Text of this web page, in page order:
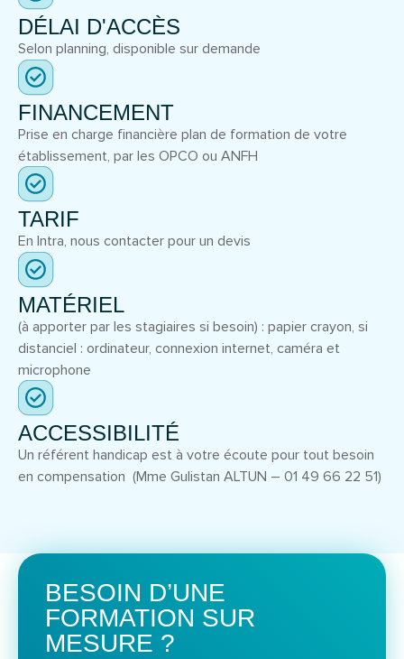
DÉLAI D'ACCÈS
Selon planning, disponible sur demande
FINANCEMENT
Prise en charge financière plan de formation de votre
établissement, par les OPCO ou ANFH
TARIF
En Intra, nous contacter pour un devis
MATÉRIEL
(à apporter par les stagiaires si besoin) : papier crayon, si
distanciel : ordinateur, connexion internet, caméra et
microphone
ACCESSIBILITÉ
Un référent handicap est à votre écoute pour tout besoin
en compensation (Mme Gulistan ALTUN – 01 49 66 22 51)
BESOIN D’UNE
FORMATION SUR
MESURE ?